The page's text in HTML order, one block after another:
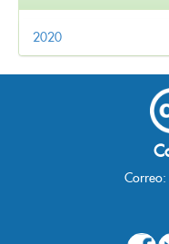
2020
Correo: